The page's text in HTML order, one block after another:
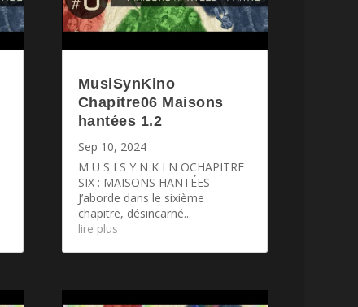
MusiSynKino
Chapitre06 Maisons
hantées 1.2
Sep 10, 2024
M U S I S Y N K I N OCHAPITRE
SIX : MAISONS HANTÉES
J’aborde dans le sixième
chapitre, désincarné...
lire plus